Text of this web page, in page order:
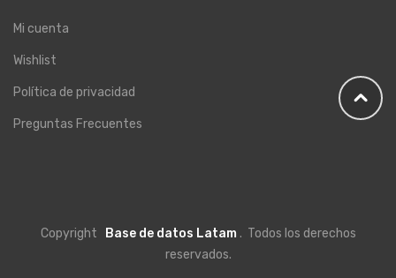
Mi cuenta
Wishlist
Política de privacidad
Preguntas Frecuentes
Copyright Base de datos Latam . Todos los derechos
reservados.